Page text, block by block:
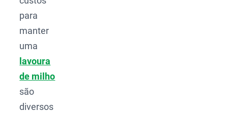
para
manter
uma
lavoura
de milho
são
diversos